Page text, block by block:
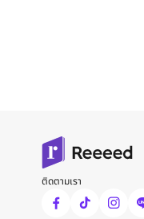
ติดตามเรา